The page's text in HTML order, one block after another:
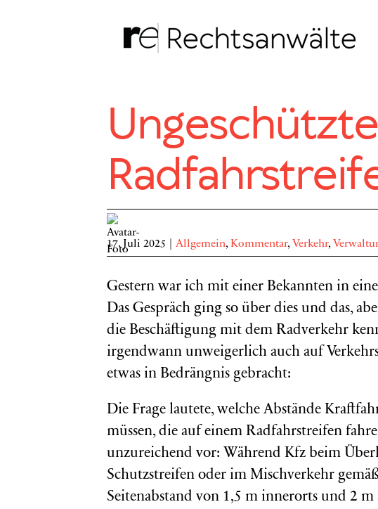
Ungeschützte
17. Juli 2025 Allgemein, Kommentar, Verkehr,
Gestern war ich mit einer Bekannten in
Das Gespräch ging so über dies und das,
die Beschäftigung mit dem Radverkehr
irgendwann unweigerlich auch auf
etwas in Bedrängnis gebracht:
Die Frage lautete, welche Abstände
müssen, die auf einem Radfahrstreifen
unzureichend vor: Während Kfz beim
Schutzstreifen oder im Mischverkehr
Seitenabstand von 1,5 m innerorts und 2